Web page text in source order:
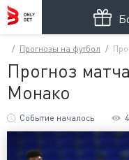
Прогнозы на футбол
Прогноз
Монако
Событие началось